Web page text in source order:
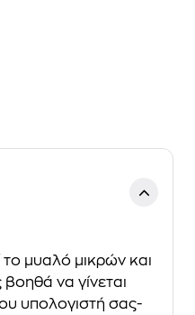
το μυαλό μικρών και
να γίνεται
υπολογιστή σας-